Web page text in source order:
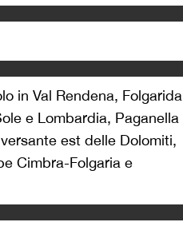
in Val Rendena, Folgarida
e Lombardia, Paganella
est delle Dolomiti,
Cimbra-Folgaria e